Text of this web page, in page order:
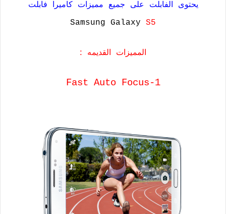
يحتوى الفابلت على جميع مميزات كاميرا فابلت
Samsung Galaxy
S5
المميزات القديمه :
1-Fast Auto Focus